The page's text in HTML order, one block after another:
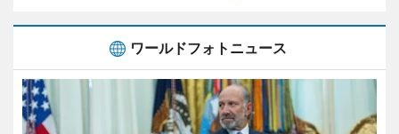
ワールドフォトニュース